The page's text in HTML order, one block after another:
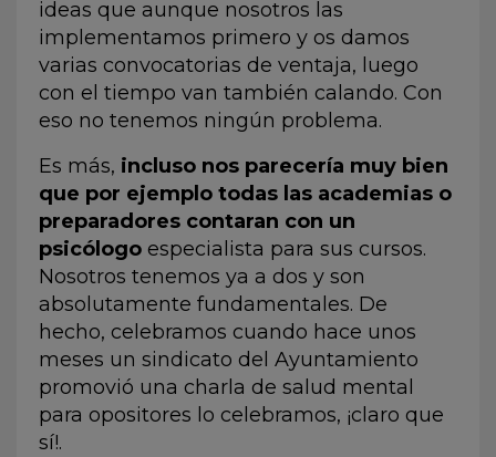
ideas que aunque nosotros las
implementamos primero y os damos
varias convocatorias de ventaja, luego
con el tiempo van también calando. Con
eso no tenemos ningún problema.
Es más, incluso nos parecería muy bien
que por ejemplo todas las academias o
preparadores contaran con un
psicólogo especialista para sus cursos.
Nosotros tenemos ya a dos y son
absolutamente fundamentales. De
hecho, celebramos cuando hace unos
meses un sindicato del Ayuntamiento
promovió una charla de salud mental
para opositores lo celebramos, ¡claro que
sí!.